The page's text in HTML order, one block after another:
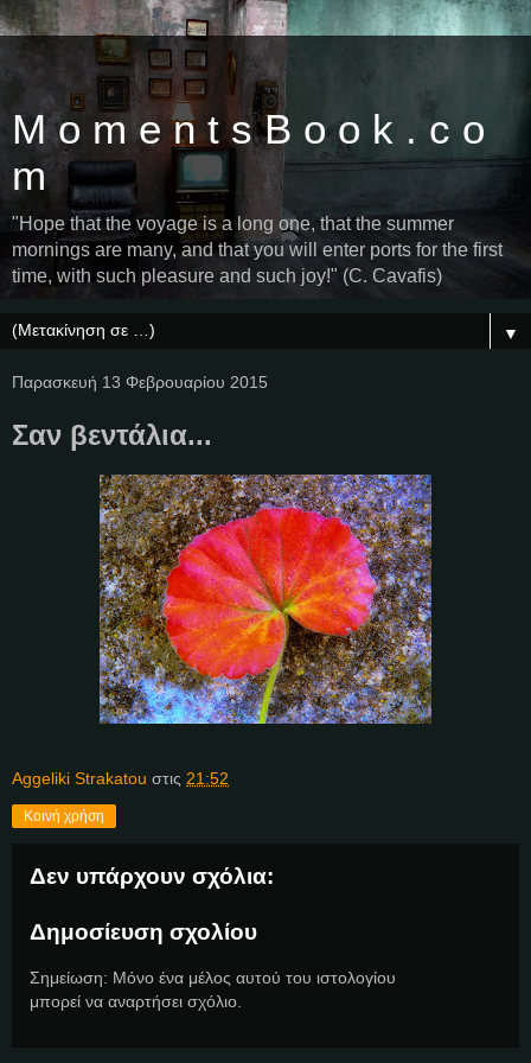
M o m e n t s B o o k . c o
m
"Hope that the voyage is a long one, that the summer
mornings are many, and that you will enter ports for the first
time, with such pleasure and such joy!" (C. Cavafis)
▼
Παρασκευή 13 Φεβρουαρίου 2015
Σαν βεντάλια...
Aggeliki Strakatou στις 21:52
Κοινή χρήση
Δεν υπάρχουν σχόλια:
Δημοσίευση σχολίου
Σημείωση: Μόνο ένα μέλος αυτού του ιστολογίου
μπορεί να αναρτήσει σχόλιο.